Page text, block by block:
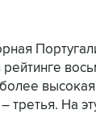
рейтинге
третья. На